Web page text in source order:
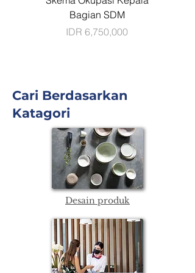
Bagian SDM
Price
IDR 6,750,000
Cari Berdasarkan
Katagori
Desain produk